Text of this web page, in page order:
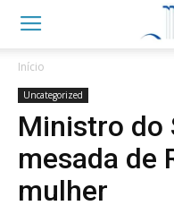
Início
Uncategorized
Ministro do
mesada de
mulher